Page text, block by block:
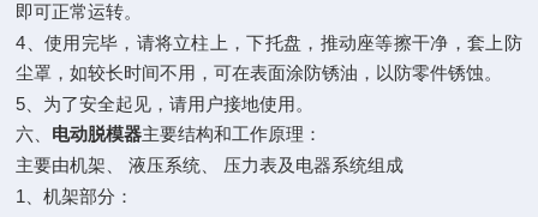
即可正常运转。
4 、使用完毕，请将立柱上，下托盘，推动座等擦干净，套上防
尘罩，如较长时间不用，可在表面涂防锈油，以防零件锈蚀。
5 、为了安全起见，请用户接地使用。
六、 电动脱模器主要结构和工作原理：
主要由机架、
液压系统、 压力表及电器系统组成
1 、机架部分：